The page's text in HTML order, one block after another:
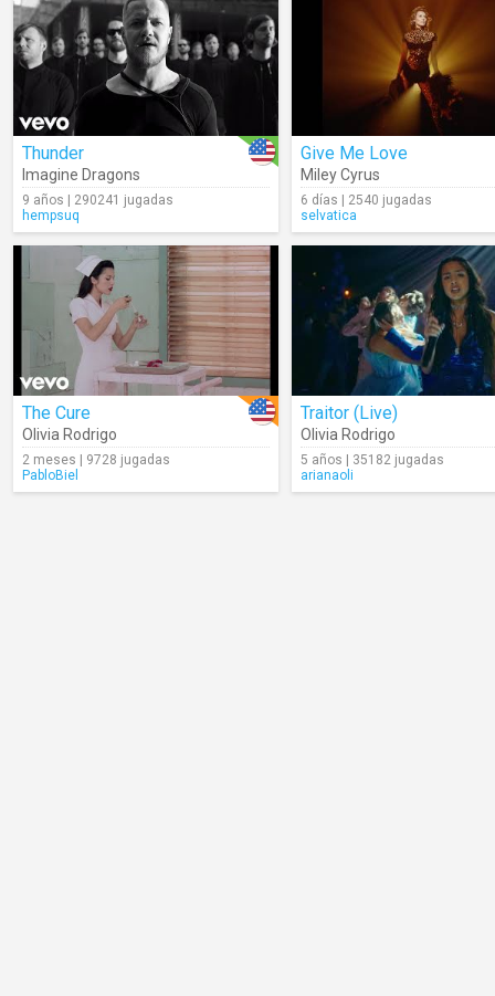
Thunder
Imagine Dragons
9 años | 290241 jugadas
hempsuq
Give Me Love
Miley Cyrus
6 días | 2540 jugadas
selvatica
The Cure
Olivia Rodrigo
2 meses | 9728 jugadas
PabloBiel
Traitor (Live)
Olivia Rodrigo
5 años | 35182 jugadas
arianaoli